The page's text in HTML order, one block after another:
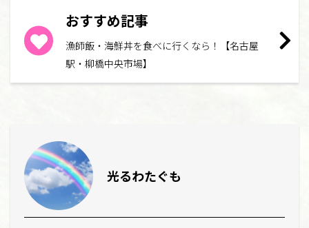
おすすめ記事
漁師飯・海鮮丼を食べに行くなら！【名古屋
駅・柳橋中央市場】
光るわたぐも